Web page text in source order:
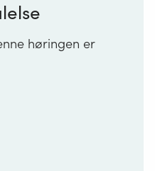
høringen er